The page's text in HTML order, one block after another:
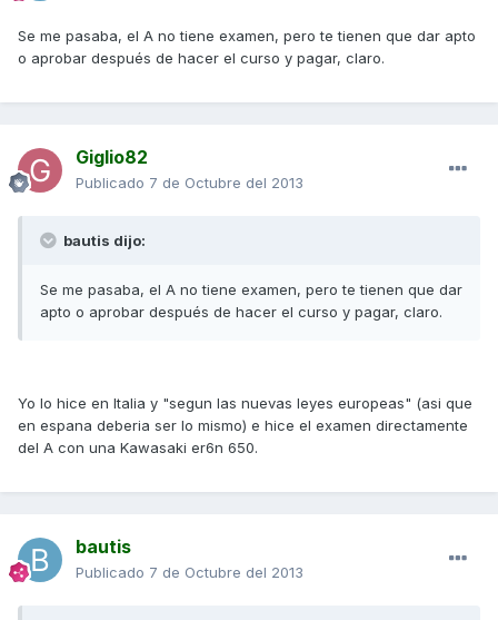
Se me pasaba, el A no tiene examen, pero te tienen que dar apto
o aprobar después de hacer el curso y pagar, claro.
Giglio82
Publicado 7 de Octubre del 2013
bautis dijo:
Se me pasaba, el A no tiene examen, pero te tienen que dar
apto o aprobar después de hacer el curso y pagar, claro.
Yo lo hice en Italia y "segun las nuevas leyes europeas" (asi que
en espana deberia ser lo mismo) e hice el examen directamente
del A con una Kawasaki er6n 650.
bautis
Publicado 7 de Octubre del 2013